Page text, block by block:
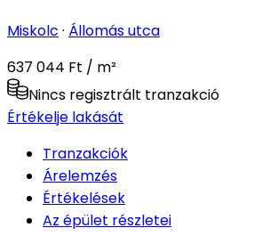
Miskolc · Állomás utca
637 044 Ft / m²
Nincs regisztrált tranzakció
Értékelje lakását
Tranzakciók
Árelemzés
Értékelések
Az épület részletei